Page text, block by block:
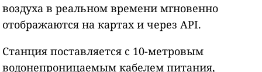
воздуха в реальном времени мгновенно
отображаются на картах и через API.
Станция поставляется с 10-метровым
водонепроницаемым кабелем питания,